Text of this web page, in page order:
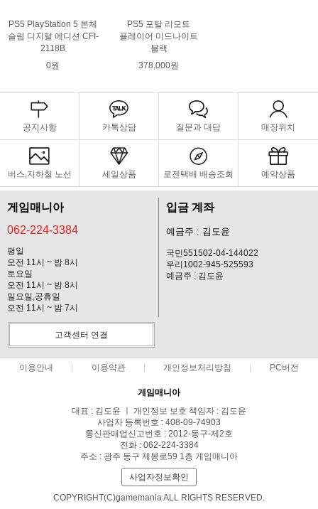
PS5 PlayStation 5 본체
슬림 디지털 에디션 CFI-
2118B
0원
PS5 포탈 리모트
플레이어 미드나이트
블랙
378,000원
공지사항 카톡상담 질문과 대답 매장위치
버스,지하철 노선 세일상품 로젠택배 배송조회 예약상품
게임매니아
062-224-3384
평일
오전 11시 ~ 밤 8시
토요일
오전 11시 ~ 밤 8시
일요일,공휴일
오전 11시 ~ 밤 7시
입금 계좌
예금주 : 김도윤
국민551502-04-144022
우리1002-945-525593
예금주 : 김도윤
고객센터 연결
이용안내 이용약관 개인정보처리방침 PC버전
게임매니아
대표 : 김도윤 ㅣ 개인정보 보호 책임자 : 김도윤
사업자 등록번호 : 408-09-74903
통신판매업신고번호 : 2012-동구-제2호
전화 : 062-224-3384
주소 : 광주 동구 제봉로59 1층 게임매니아
사업자정보확인
COPYRIGHT(C)gamemania ALL RIGHTS RESERVED.